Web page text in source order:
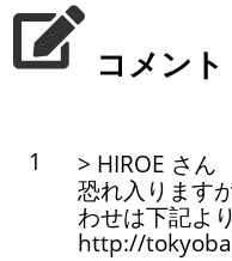
コメント
1
> HIROE さん
恐れ入ります
わせは下記よ
http://